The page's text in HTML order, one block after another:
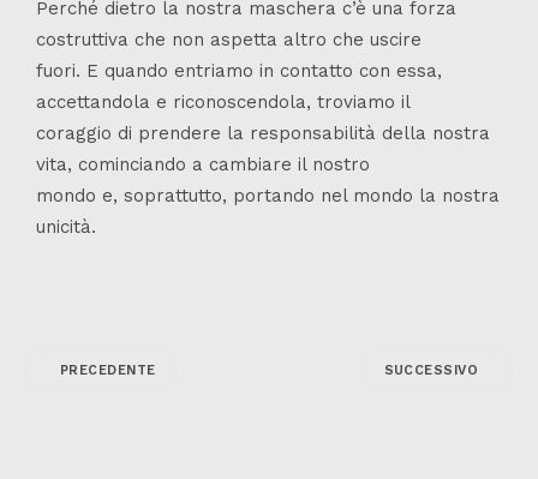
Perché dietro la nostra maschera c’è una forza
costruttiva che non aspetta altro che uscire
fuori. E quando entriamo in contatto con essa,
accettandola e riconoscendola, troviamo il
coraggio di prendere la responsabilità della nostra
vita, cominciando a cambiare il nostro
mondo e, soprattutto, portando nel mondo la nostra
unicità.
PRECEDENTE SUCCESSIVO